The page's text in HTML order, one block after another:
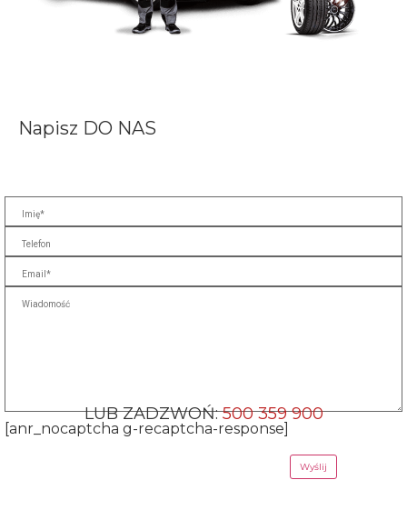
Napisz DO NAS
[anr_nocaptcha g-recaptcha-response]
LUB ZADZWOŃ:500 359 900